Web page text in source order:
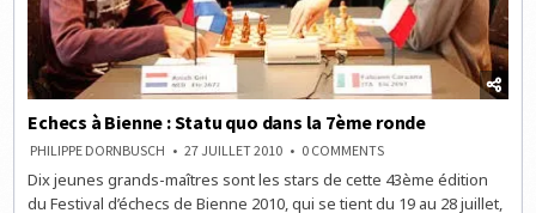
Echecs à Bienne : Statu quo dans la 7ème ronde
PHILIPPE DORNBUSCH 27 JUILLET 2010 0 COMMENTSON
À
BIENNE
:
Dix jeunes grands-maîtres sont les stars de cette 43ème édition
du Festival d’échecs de Bienne 2010, qui se tient du 19 au 28 juillet,